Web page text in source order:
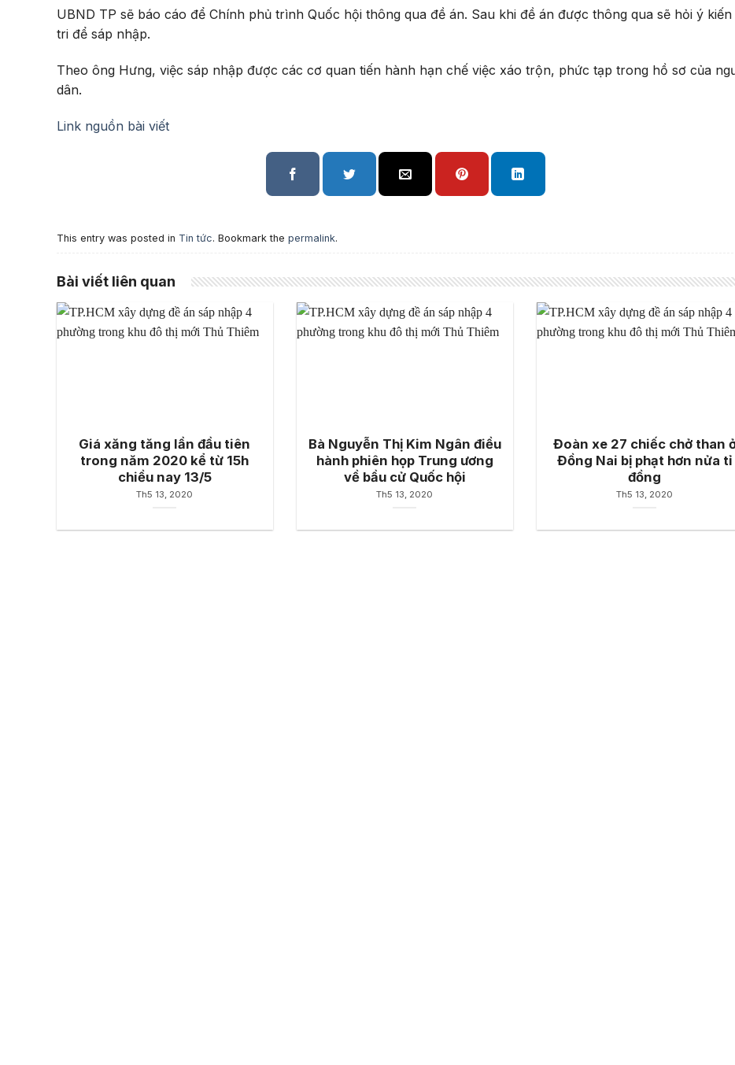
UBND TP sẽ báo cáo để Chính phủ trình Quốc hội thông qua đề án. Sau khi đề án được thông qua sẽ hỏi ý
tri để sáp nhập.
Theo ông Hưng, việc sáp nhập được các cơ quan tiến hành hạn chế việc xáo trộn, phức tạp trong hồ sơ của
dân.
Link nguồn bài viết
This entry was posted in Tin tức. Bookmark the permalink.
Bài viết liên quan
Giá xăng tăng lần đầu tiên
trong năm 2020 kể từ 15h
chiều nay 13/5
Th5 13, 2020
Bà Nguyễn Thị Kim Ngân điều
hành phiên họp Trung ương
về bầu cử Quốc hội
Th5 13, 2020
Đoàn xe 27 chiếc chở than
Đồng Nai bị phạt hơn nửa tỉ
đồng
Th5 13, 2020